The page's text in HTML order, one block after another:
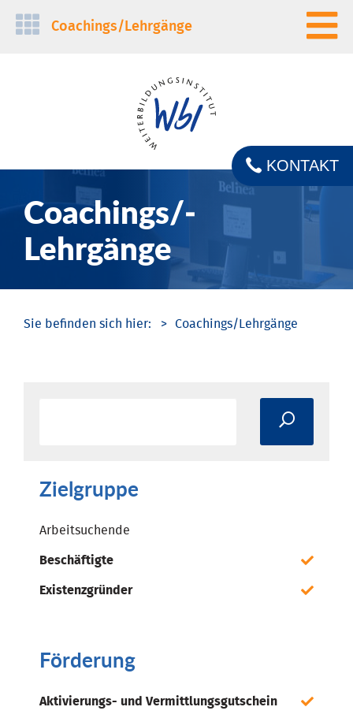
Navigation
Coachings/­Lehrgänge
Coachings/­
Lehrgänge
KONTAKT
Coachings/­Lehrgänge
Zielgruppe
Arbeitsuchende
Beschäftigte
Existenzgründer
Förderung
Aktivierungs- und Vermittlungsgutschein